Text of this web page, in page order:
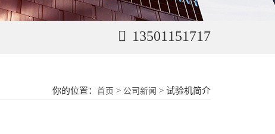
13501151717
你的位置：首页 > 公司新闻 > 试验机简介